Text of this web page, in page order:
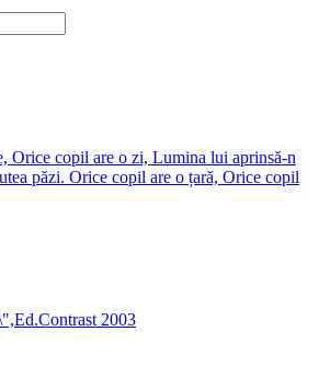
Orice copil are o zi, Lumina lui aprinsă-n
păzi. Orice copil are o țară, Orice copil
2003